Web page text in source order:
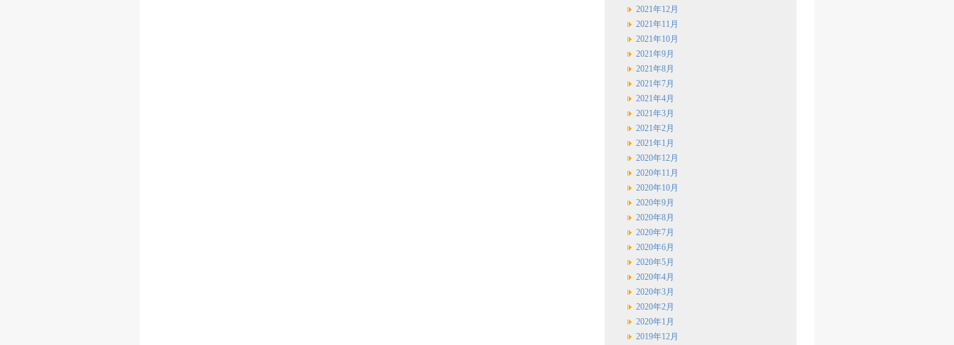
2021年12月
2021年11月
2021年10月
2021年9月
2021年8月
2021年7月
2021年4月
2021年3月
2021年2月
2021年1月
2020年12月
2020年11月
2020年10月
2020年9月
2020年8月
2020年7月
2020年6月
2020年5月
2020年4月
2020年3月
2020年2月
2020年1月
2019年12月